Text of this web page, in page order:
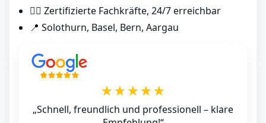
👷‍♂️ Zertifizierte Fachkräfte, 24/7 erreichbar
📍 Solothurn, Basel, Bern, Aargau
★★★★★
„Schnell, freundlich und professionell – klare